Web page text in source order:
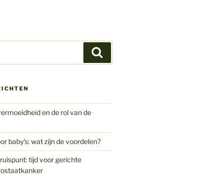
en de rol van de
baby’s: wat zijn de voordelen?
tijd voor gerichte